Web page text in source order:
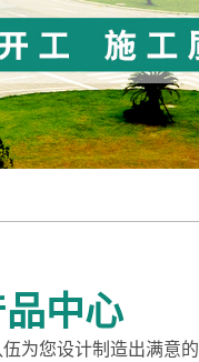
中心
为您设计制造出满意